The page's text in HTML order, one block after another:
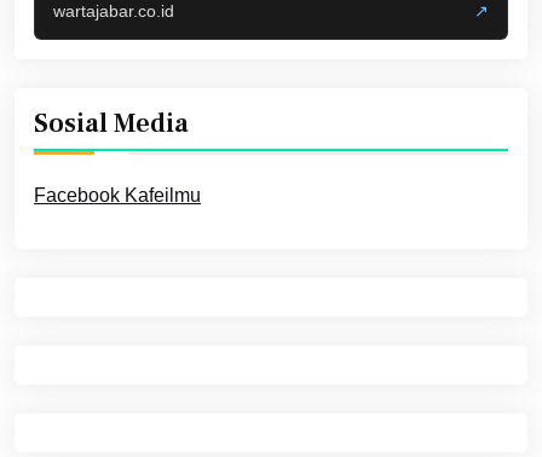
wartajabar.co.id ↗
Sosial Media
Facebook Kafeilmu